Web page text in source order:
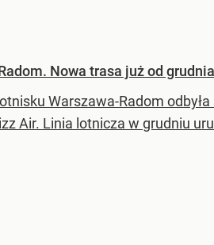
Nowa trasa już od grudnia
Warszawa-Radom
Air. Linia lotnicza w grudniu